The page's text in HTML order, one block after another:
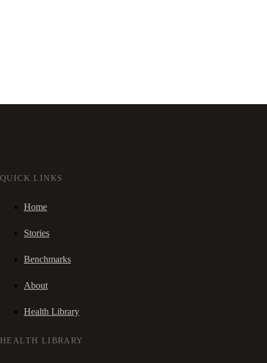
QUICK LINKS
Home
Stories
Benchmarks
About
Health Library
HEALTH LIBRARY